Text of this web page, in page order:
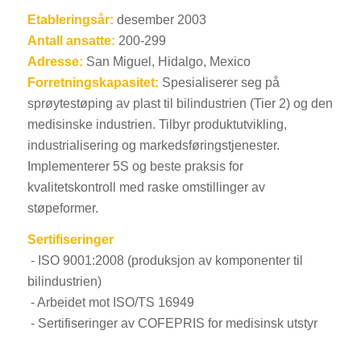
Etableringsår: desember 2003
Antall ansatte: 200-299
Adresse: San Miguel, Hidalgo, Mexico
Forretningskapasitet: Spesialiserer seg på
sprøytestøping av plast til bilindustrien (Tier 2) og den
medisinske industrien. Tilbyr produktutvikling,
industrialisering og markedsføringstjenester.
Implementerer 5S og beste praksis for
kvalitetskontroll med raske omstillinger av
støpeformer.
Sertifiseringer
- ISO 9001:2008 (produksjon av komponenter til
bilindustrien)
- Arbeidet mot ISO/TS 16949
- Sertifiseringer av COFEPRIS for medisinsk utstyr